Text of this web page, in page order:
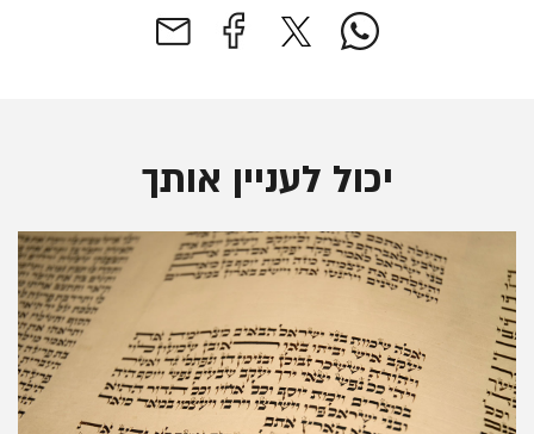
יכול לעניין אותך